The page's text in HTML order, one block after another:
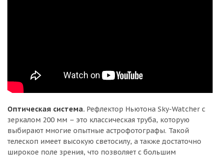
Оптическая система. Рефлектор Ньютона Sky-Watcher с
зеркалом 200 мм – это классическая труба, которую
выбирают многие опытные астрофотографы. Такой
телескоп имеет высокую светосилу, а также достаточно
широкое поле зрения, что позволяет с большим